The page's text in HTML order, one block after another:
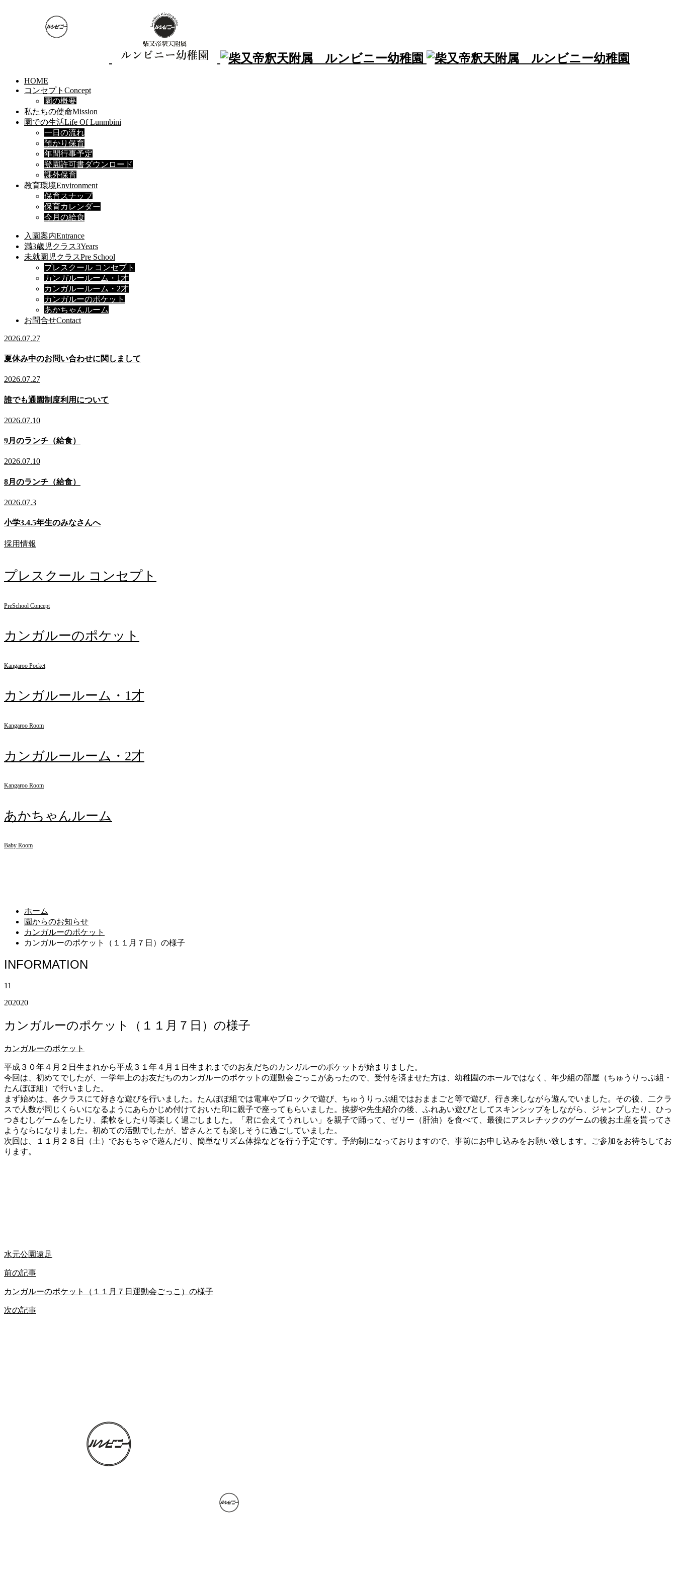
HOME
コンセプト Concept
園の概要
私たちの使命Mission
園での生活Life Of Lunmbini
一日の流れ
預かり保育
年間行事予定
登園許可書ダウンロード
課外保育
教育環境Environment
保育スナップ
保育カレンダー
今月の給食
入園案内Entrance
満3歳児クラス3Years
未就園児クラスPre School
プレスクール コンセプト
カンガルールーム・1才
カンガルールーム・2才
カンガルーのポケット
あかちゃんルーム
お問合せContact
2026.07.27
夏休み中のお問い合わせに関しまして
2026.07.27
誰でも通園制度利用について
2026.07.10
9月のランチ（給食）
2026.07.10
8月のランチ（給食）
2026.07.3
小学3.4.5年生のみなさんへ
採用情報
プレスクール コンセプト
PreSchool Concept
カンガルーのポケット
Kangaroo Pocket
カンガルールーム・1才
Kangaroo Room
カンガルールーム・2才
Kangaroo Room
あかちゃんルーム
Baby Room
ホーム
園からのお知らせ
カンガルーのポケット
カンガルーのポケット（１１月７日）の様子
INFORMATION
11
202020
カンガルーのポケット（１１月７日）の様子
カンガルーのポケット
平成３０年４月２日生まれから平成３１年４月１日生まれまでのお友だちのカンガルーのポケットが始まりました。
今回は、初めてでしたが、一学年上のお友だちのカンガルーのポケットの運動会ごっこがあったので、受付を済ませた方は、幼稚園のホールではなく、年少組の部屋（ちゅうりっぷ組・
たんぽぽ組）で行いました。
まず始めは、各クラスにて好きな遊びを行いました。たんぽぽ組では電車やブロックで遊び、ちゅうりっぷ組ではおままごと等で遊び、行き来しながら遊んでいました。その後、二クラ
スで人数が同じくらいになるようにあらかじめ付けておいた印に親子で座ってもらいました。挨拶や先生紹介の後、ふれあい遊びとしてスキンシップをしながら、ジャンプしたり、ひっ
つきむしゲームをしたり、柔軟をしたり等楽しく過ごしました。「君に会えてうれしい」を親子で踊って、ゼリー（肝油）を食べて、最後にアスレチックのゲームの後お土産を貰ってさ
ようならになりました。初めての活動でしたが、皆さんとても楽しそうに過ごしていました。
次回は、１１月２８日（土）でおもちゃで遊んだり、簡単なリズム体操などを行う予定です。予約制になっておりますので、事前にお申し込みをお願い致します。ご参加をお待ちしてお
ります。
水元公園遠足
前の記事
カンガルーのポケット（１１月７日運動会ごっこ）の様子
次の記事